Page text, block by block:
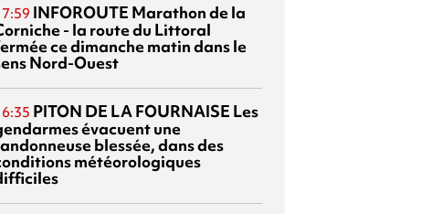
INFOROUTE Marathon de la
- la route du Littoral
ce dimanche matin dans le
Nord-Ouest
PITON DE LA FOURNAISE Les
évacuent une
blessée, dans des
météorologiques